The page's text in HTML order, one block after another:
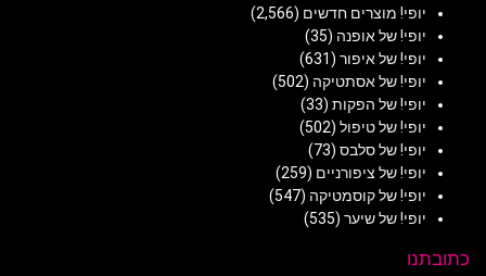
יופי! מוצרים חדשים (2,566)
יופי! של אופנה (35)
יופי! של איפור (631)
יופי! של אסתטיקה (502)
יופי! של הפקות (33)
יופי! של טיפול (502)
יופי! של סלבס (73)
יופי! של ציפורניים (259)
יופי! של קוסמטיקה (547)
יופי! של שיער (535)
כתובתנו